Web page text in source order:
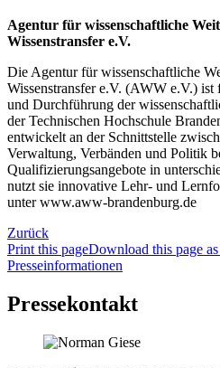
Agentur für wissenschaftliche
Wissenstransfer e.V.
Die Agentur für wissenschaftliche
Wissenstransfer e.V. (AWW e.V.)
und Durchführung der
der Technischen Hochschule
entwickelt an der Schnittstelle
Verwaltung, Verbänden und Politik
Qualifizierungsangebote in
nutzt sie innovative Lehr- und
unter www.aww-brandenburg.de
Zurück
Print this pageDownload this page
Presseinformationen
Pressekontakt